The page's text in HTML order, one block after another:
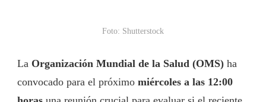
Foto: Shutterstock
La Organización Mundial de la Salud (OMS) ha
convocado para el próximo miércoles a las 12:00